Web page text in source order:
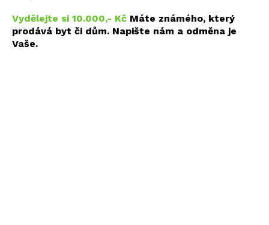
Vydělejte si 10.000,- Kč Máte známého, který
prodává byt či dům. Napište nám a odměna je
Vaše.